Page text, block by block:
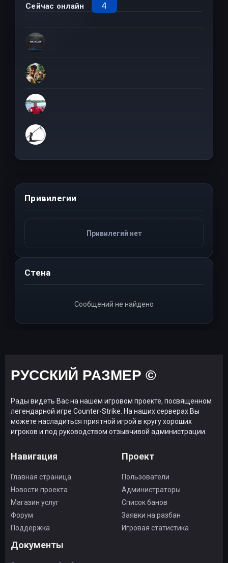
Сейчас онлайн 4
Привилегии
Привилегий нет
Стена
Сообщений не найдено
РУССКИЙ РАЗМЕР ©
Рады видеть Вас на нашем игровом проекте, посвященном
легендарной игре Counter-Strike. На наших серверах Вы
можете насладиться приятной игрой в кругу хороших
игроков и под руководством отзывчивой администрации.
Навигация
Главная страница
Новости проекта
Магазин услуг
Форум
Поддержка
Проект
Пользователи
Администраторы
Список банов
Заявки на разбан
Игровая статистика
Документы